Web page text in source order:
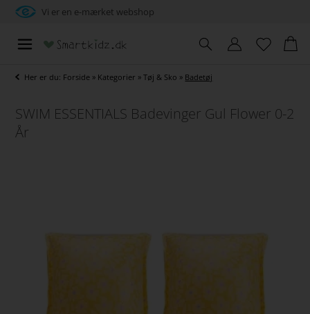
Vi er en e-mærket webshop
Her er du: Forside » Kategorier »Tøj & Sko » Badetøj
SWIM ESSENTIALS Badevinger Gul Flower 0-2
År